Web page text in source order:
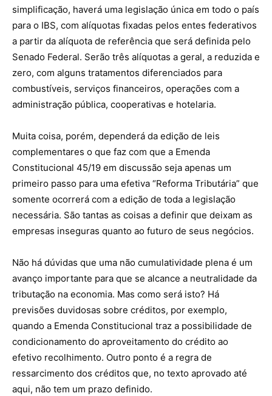
simplificação, haverá uma legislação única em todo o país
para o IBS, com alíquotas fixadas pelos entes federativos
a partir da alíquota de referência que será definida pelo
Senado Federal. Serão três alíquotas a geral, a reduzida e
zero, com alguns tratamentos diferenciados para
combustíveis, serviços financeiros, operações com a
administração pública, cooperativas e hotelaria.
Muita coisa, porém, dependerá da edição de leis
complementares o que faz com que a Emenda
Constitucional 45/19 em discussão seja apenas um
primeiro passo para uma efetiva “Reforma Tributária” que
somente ocorrerá com a edição de toda a legislação
necessária. São tantas as coisas a definir que deixam as
empresas inseguras quanto ao futuro de seus negócios.
Não há dúvidas que uma não cumulatividade plena é um
avanço importante para que se alcance a neutralidade da
tributação na economia. Mas como será isto? Há
previsões duvidosas sobre créditos, por exemplo,
quando a Emenda Constitucional traz a possibilidade de
condicionamento do aproveitamento do crédito ao
efetivo recolhimento. Outro ponto é a regra de
ressarcimento dos créditos que, no texto aprovado até
aqui, não tem um prazo definido.